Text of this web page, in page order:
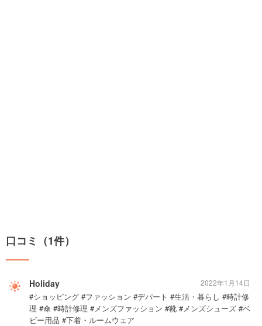
口コミ（1件）
Holiday
#ショッピング #ファッション #デパート #生活・暮らし #時計修
理 #傘 #時計修理 #メンズファッション #靴 #メンズシューズ #ベ
ビー用品 #下着・ルームウェア
2022年1月14日